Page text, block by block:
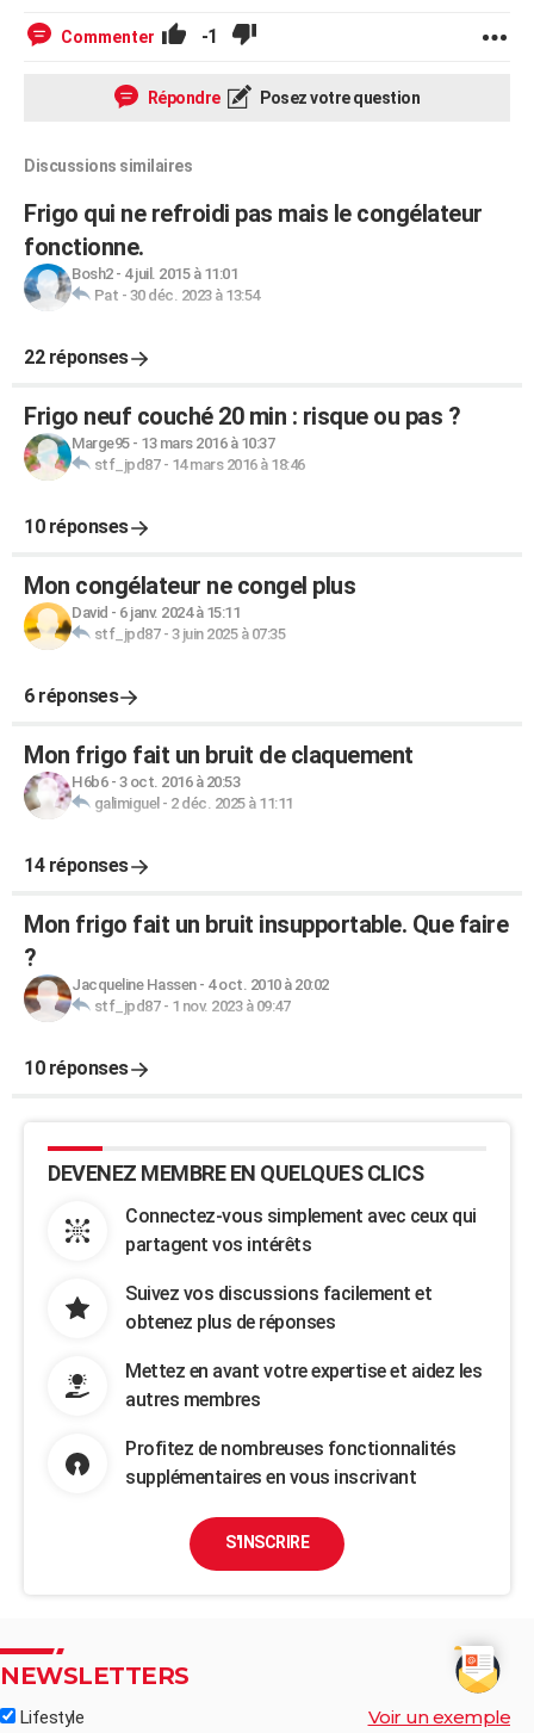
Commenter -1
Répondre Posez votre question
Discussions similaires
Frigo qui ne refroidi pas mais le congélateur
fonctionne.
Bosh2- 4 juil. 2015 à 11:01
Pat - 30 déc. 2023 à 13:54
22 réponses
Frigo neuf couché 20 min : risque ou pas ?
Marge95- 13 mars 2016 à 10:37
stf_jpd87- 14 mars 2016 à 18:46
10 réponses
Mon congélateur ne congel plus
David - 6 janv. 2024 à 15:11
stf_jpd87- 3 juin 2025 à 07:35
6 réponses
Mon frigo fait un bruit de claquement
H6b6- 3 oct. 2016 à 20:53
galimiguel - 2 déc. 2025 à 11:11
14 réponses
Mon frigo fait un bruit insupportable. Que faire
?
Jacqueline Hassen- 4 oct. 2010 à 20:02
stf_jpd87- 1 nov. 2023 à 09:47
10 réponses
DEVENEZ MEMBRE EN QUELQUES CLICS
Connectez-vous simplement avec ceux qui
partagent vos intérêts
Suivez vos discussions facilement et
obtenez plus de réponses
Mettez en avant votre expertise et aidez les
autres membres
Profitez de nombreuses fonctionnalités
supplémentaires en vous inscrivant
S'INSCRIRE
NEWSLETTERS
Lifestyle Voir un exemple